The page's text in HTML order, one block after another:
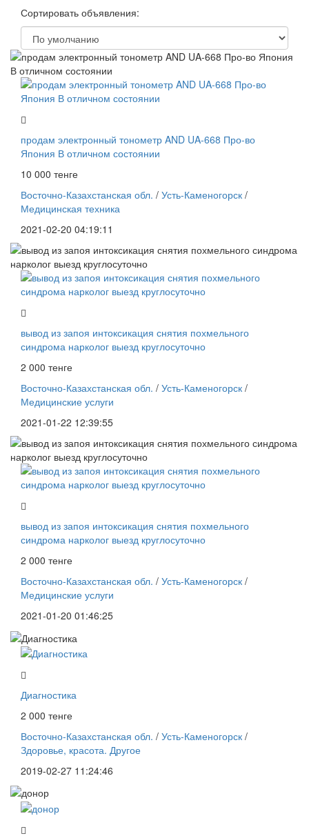
Сортировать объявления:
продам электронный тонометр AND UA-668 Про-во
Япония В отличном состоянии
10 000 тенге
Восточно-Казахстанская обл. / Усть-Каменогорск /
Медицинская техника
2021-02-20 04:19:11
вывод из запоя интоксикация снятия похмельного
синдрома нарколог выезд круглосуточно
2 000 тенге
Восточно-Казахстанская обл. / Усть-Каменогорск /
Медицинские услуги
2021-01-22 12:39:55
вывод из запоя интоксикация снятия похмельного
синдрома нарколог выезд круглосуточно
2 000 тенге
Восточно-Казахстанская обл. / Усть-Каменогорск /
Медицинские услуги
2021-01-20 01:46:25
Диагностика
2 000 тенге
Восточно-Казахстанская обл. / Усть-Каменогорск /
Здоровье, красота. Другое
2019-02-27 11:24:46